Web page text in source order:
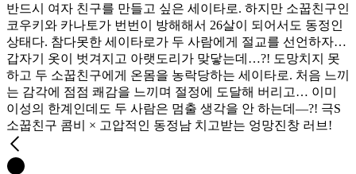
반드시 여자 친구를 만들고 싶은 세이타로. 하지만 소꿉친구인
코우키와 카나토가 번번이 방해해서 26살이 되어서도 동정인
상태다. 참다못한 세이타로가 두 사람에게 절교를 선언하자…
갑자기 옷이 벗겨지고 아랫도리가 맞닿는데…?! 도망치지 못
하고 두 소꿉친구에게 온몸을 농락당하는 세이타로. 처음 느끼
는 감각에 점점 쾌감을 느끼며 절정에 도달해 버리고… 이미
이성의 한계인데도 두 사람은 멈출 생각을 안 하는데―?! 극S
소꿉친구 콤비 × 고압적인 동정남 치고받는 엉망진창 러브!